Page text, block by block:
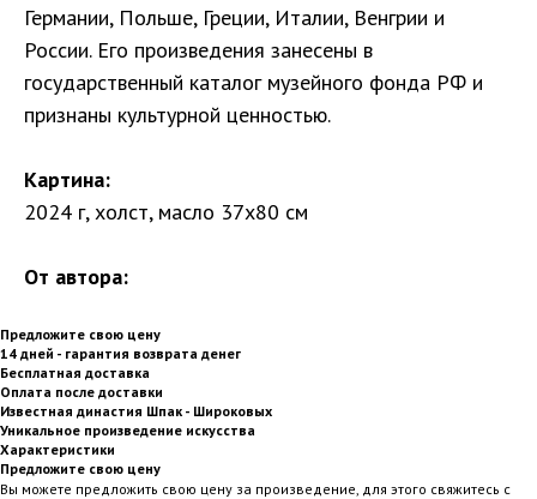
Германии, Польше, Греции, Италии, Венгрии и
России. Его произведения занесены в
государственный каталог музейного фонда РФ и
признаны культурной ценностью.
Картина:
2024 г, холст, масло 37х80 см
От автора:
Предложите свою цену
14 дней - гарантия возврата денег
Бесплатная доставка
Оплата после доставки
Известная династия Шпак - Широковых
Уникальное произведение искусства
Характеристики
Предложите свою цену
Вы можете предложить свою цену за произведение, для этого свяжитесь с